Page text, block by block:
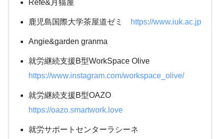
Refe&月猫屋
鹿児島国際大学茶屋道ゼミ https://www.iuk.ac.jp
Angie&garden granma
就労継続支援B型WorkSpace Olive
https://www.instagram.com/workspace_olive/
就労継続支援B型OAZO
https://oazo.smartwork.love
就労サポートセンターラシーネ